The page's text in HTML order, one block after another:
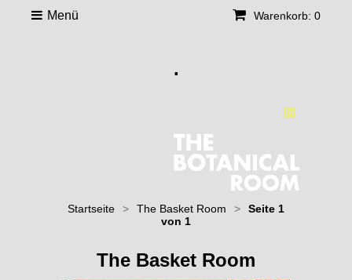
Warenkorb: 0
Menü
.
Startseite > The Basket Room >
Seite 1
von 1
The Basket Room